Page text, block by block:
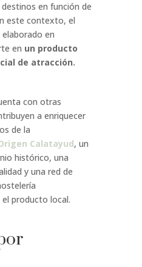
en función de
este contexto, el
en
en un producto
de atracción.
con otras
a enriquecer
de la
Calatayud, un
histórico, una
y una red de
producto local.